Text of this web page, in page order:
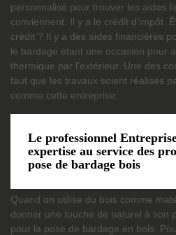
personnalisé pour trouver les aides
conviennent. Il y a le crédit d’impôt.
crédit ? Il y a des aides financières
le bardage étant une occasion pour
thermique par l’extérieur. Une des
faut que les travaux soient réalisés
comme cette entreprise.
Le professionnel
expertise au service des
pose de bardage bois
Quand on utilise du bois comme
donner une touche de naturel à son
pour la pose de bardage en bois.